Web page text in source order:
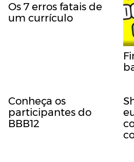
Os 7 erros fatais de
um currículo
Conheça os
participantes do
BBB12